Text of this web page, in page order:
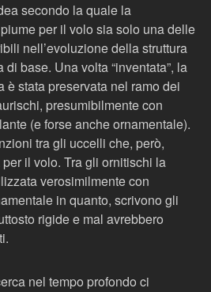
secondo la quale la
per il volo sia solo una delle
nell’evoluzione della struttura
base. Una volta “inventata”, la
è stata preservata nel ramo dei
presumibilmente con
(e forse anche ornamentale).
tra gli uccelli che, però,
il volo. Tra gli ornitischi la
verosimilmente con
in quanto, scrivono gli
rigide e mal avrebbero
nel tempo profondo ci